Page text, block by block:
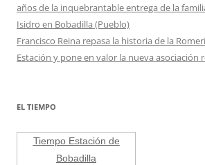
años de la inquebrantable entrega de la
Isidro en Bobadilla (Pueblo)
Francisco Reina repasa la historia de la
Estación y pone en valor la nueva asociación
EL TIEMPO
Tiempo Estación de
Bobadilla